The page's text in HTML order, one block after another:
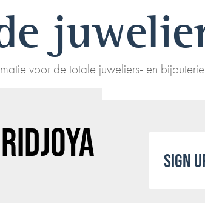
voor de totale juweliers- en
SIGN